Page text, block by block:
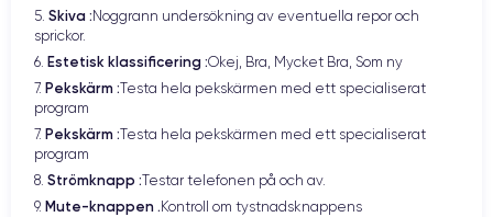
5. Skiva : Noggrann undersökning av eventuella repor och
sprickor.
6. Estetisk klassificering :Okej, Bra, Mycket Bra, Som ny
7. Pekskärm :Testa hela pekskärmen med ett specialiserat
program
7. Pekskärm :Testa hela pekskärmen med ett specialiserat
program
8. Strömknapp :Testar telefonen på och av.
9. Mute-knappen . Kontroll om tystnadsknappens